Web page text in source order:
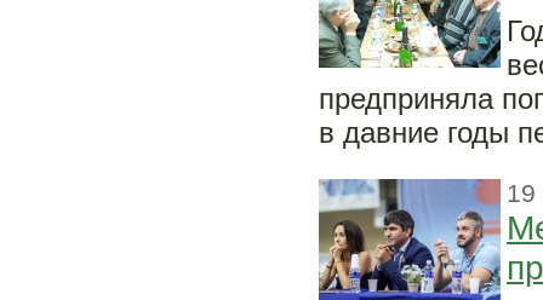
предприняла
в давние годы
19